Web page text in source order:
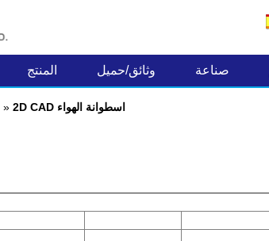
المنتج وثائق/حميل صناعة
» 2D CAD اسطوانة الهواء